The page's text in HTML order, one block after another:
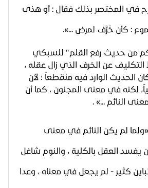
في المختصر بذلك فقال : أو هذى
: كأن خَرَّف لمرض ...».
من حديث رفع القلم" للسبكي
عن الخرف الذي زال عقله ،
الحديث الوارد فيه منقطعاً ؛ لأن
لكنه في معنى المجنون ، كما أن
النائم ...» .
لم يكن النائم في معنى
يفسد العقل بالكلية ، والنوم شاغل
كثير - لم يجعل في معناه ، وعدا